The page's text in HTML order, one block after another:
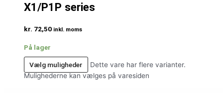
X1/P1P series
kr. 72,50 inkl. moms
På lager
Vælg muligheder
Dette vare har flere varianter.
Mulighederne kan vælges på varesiden